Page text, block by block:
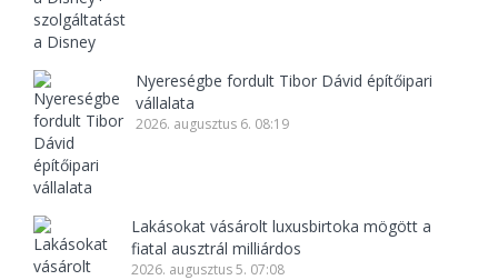
Nyereségbe fordult Tibor Dávid építőipari
vállalata
2026. augusztus 6. 08:19
Lakásokat vásárolt luxusbirtoka mögött a
fiatal ausztrál milliárdos
2026. augusztus 5. 07:08